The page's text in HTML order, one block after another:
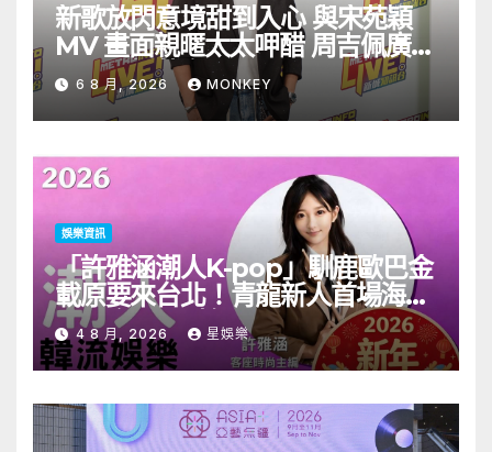
新歌放閃意境甜到入心 與宋苑穎
MV 畫面親暱太太呷醋 周吉佩廣州
一日三場熱血 Busking
6 8 月, 2026 MONKEY
娛樂資訊
「許雅涵潮人K-pop」馴鹿歐巴金
載原要來台北！青龍新人首場海外
見面會8/9開搶
4 8 月, 2026 星娛樂